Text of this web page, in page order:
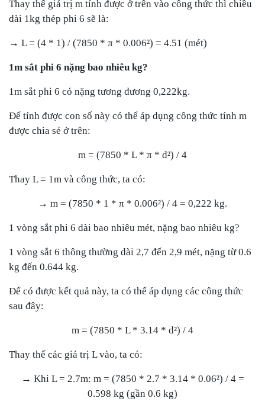
Thay thế giá trị m tính được ở trên vào công thức thì chiều
dài 1kg thép phi 6 sẽ là:
→ L = (4 * 1) / (7850 * π * 0.006²) = 4.51 (mét)
1m sắt phi 6 nặng bao nhiêu kg?
1m sắt phi 6 có nặng tương đương 0,222kg.
Để tính được con số này có thể áp dụng công thức tính m
được chia sẻ ở trên:
m = (7850 * L * π * d²) / 4
Thay L = 1m và công thức, ta có:
→ m = (7850 * 1 * π * 0.006²) / 4 = 0,222 kg.
1 vòng sắt phi 6 dài bao nhiêu mét, nặng bao nhiêu kg?
1 vòng sắt 6 thông thường dài 2,7 đến 2,9 mét, nặng từ 0.6
kg đến 0.644 kg.
Để có được kết quả này, ta có thể áp dụng các công thức
sau đây:
m = (7850 * L * 3.14 * d²) / 4
Thay thế các giá trị L vào, ta có:
→ Khi L = 2.7m: m = (7850 * 2.7 * 3.14 * 0.06²) / 4 =
0.598 kg (gần 0.6 kg)